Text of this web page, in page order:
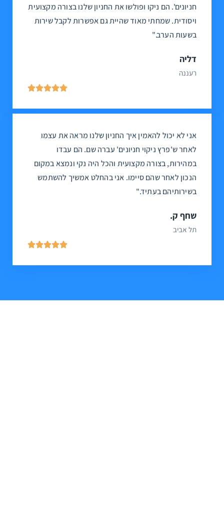
חניונים'. הם ניקו ופולשו את החניון שלנו בצורה מקצועית
ויסודית. שמחתי מאוד שהיית גם אפשרות לקבל שירות
בשעות הערב."
דליה
רעננה





אני לא יכול להאמין איך החניון שלנו מראה את עצמו
לאחר ש'פרץ ניקוי חניונים' עברה שם. הם עבדו
במהירות, בצורה מקצועית והכל היה נקי ונמצא במקום
הנכון לאחר שהם סיימו. אני בהחלט אמשיך להשתמש
בשירותיהם בעתיד."
שחף ק.
תל אביב




